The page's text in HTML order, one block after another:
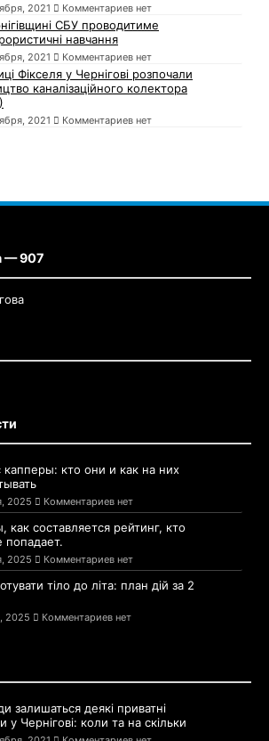
2021 Комментариев нет
СБУ проводитиме
навчання
2021 Комментариев нет
Фікселя у Чернігові розпочали
каналізаційного колектора
2021 Комментариев нет
— 907
капперы: кто они и как на них
2025 Комментариев нет
как составляется рейтинг, кто
попадает.
2025 Комментариев нет
тіло до літа: план дій за 2
2025 Комментариев нет
залишаться деякі приватні
у Чернігові: коли та на скільки